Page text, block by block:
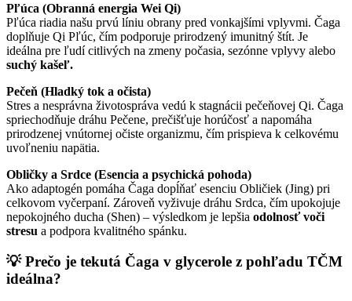
Pľúca (Obranná energia Wei Qi)
Pľúca riadia našu prvú líniu obrany pred vonkajšími vplyvmi. Čaga
doplňuje Qi Pľúc, čím podporuje prirodzený imunitný štít. Je
ideálna pre ľudí citlivých na zmeny počasia, sezónne vplyvy alebo
suchý kašeľ.
Pečeň (Hladký tok a očista)
Stres a nesprávna životospráva vedú k stagnácii pečeňovej Qi. Čaga
spriechodňuje dráhu Pečene, prečišťuje horúčosť a napomáha
prirodzenej vnútornej očiste organizmu, čím prispieva k celkovému
uvoľneniu napätia.
Obličky a Srdce (Esencia a psychická pohoda)
Ako adaptogén pomáha Čaga dopĺňať esenciu Obličiek (Jing) pri
celkovom vyčerpaní. Zároveň vyživuje dráhu Srdca, čím upokojuje
nepokojného ducha (Shen) – výsledkom je lepšia odolnosť voči
stresu a podpora kvalitného spánku.
💡 Prečo je tekutá Čaga v glycerole z pohľadu TČM
ideálna?